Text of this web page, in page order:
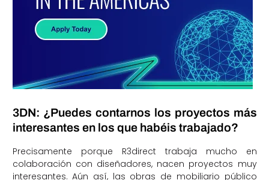
3DN: ¿Puedes contarnos los proyectos más
interesantes en los que habéis trabajado?
Precisamente porque R3direct trabaja mucho en
colaboración con diseñadores, nacen proyectos muy
interesantes. Aún así, las obras de mobiliario público